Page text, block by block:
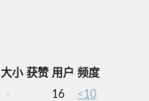
大小 获赞 用户 频度
16 <10